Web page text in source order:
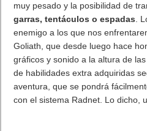
muy pesado y la posibilidad de
garras, tentáculos o espadas.
enemigo a los que nos
Goliath, que desde luego hace
gráficos y sonido a la altura de
de habilidades extra adquiridas
aventura, que se pondrá
con el sistema Radnet. Lo dicho,